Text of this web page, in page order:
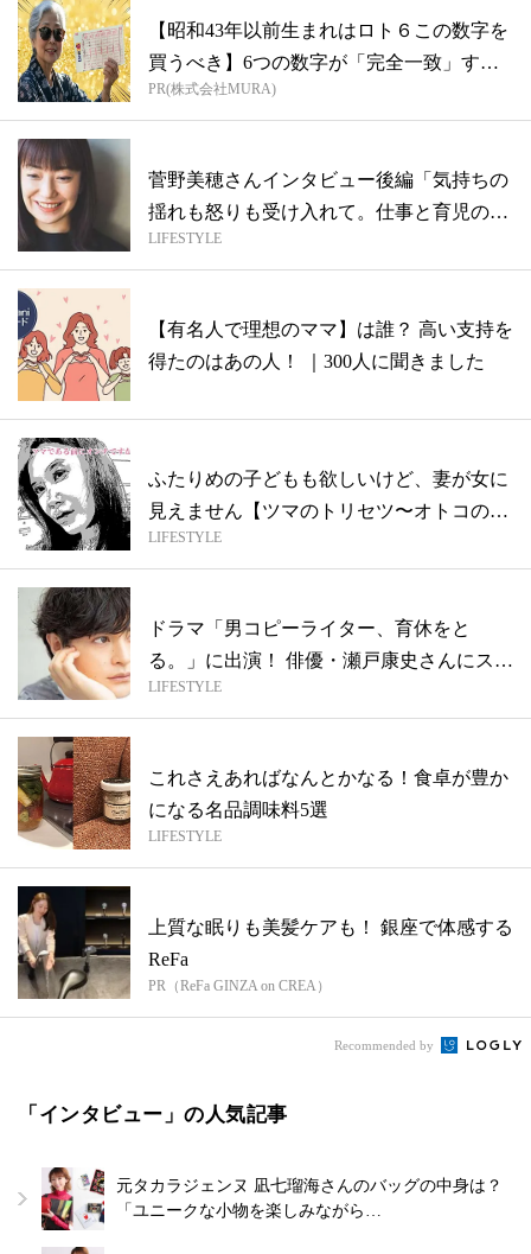
【昭和43年以前生まれはロト６この数字を
買うべき】6つの数字が「完全一致」する
方...
PR(株式会社MURA)
菅野美穂さんインタビュー後編「気持ちの
揺れも怒りも受け入れて。仕事と育児の完
璧な...
LIFESTYLE
【有名人で理想のママ】は誰？ 高い支持を
得たのはあの人！ ｜300人に聞きました
ふたりめの子どもも欲しいけど、妻が女に
見えません【ツマのトリセツ〜オトコの悩
み相...
LIFESTYLE
ドラマ「男コピーライター、育休をと
る。」に出演！ 俳優・瀬戸康史さんにスペ
シャル...
LIFESTYLE
これさえあればなんとかなる！食卓が豊か
になる名品調味料5選
LIFESTYLE
上質な眠りも美髪ケアも！ 銀座で体感する
ReFa
PR（ReFa GINZA on CREA）
Recommended by
「インタビュー」の人気記事
元タカラジェンヌ 凪七瑠海さんのバッグの中身は？
「ユニークな小物を楽しみながら…